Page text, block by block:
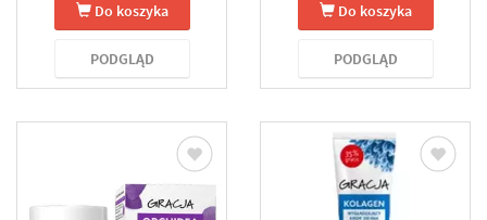
Do koszyka
PODGLĄD
Do koszyka
PODGLĄD